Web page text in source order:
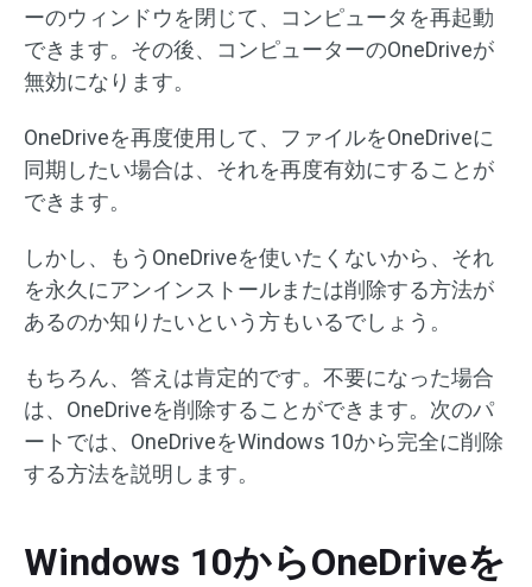
ーのウィンドウを閉じて、コンピュータを再起動
できます。その後、コンピューターのOneDriveが
無効になります。
OneDriveを再度使用して、ファイルをOneDriveに
同期したい場合は、それを再度有効にすることが
できます。
しかし、もうOneDriveを使いたくないから、それ
を永久にアンインストールまたは削除する方法が
あるのか知りたいという方もいるでしょう。
もちろん、答えは肯定的です。不要になった場合
は、OneDriveを削除することができます。次のパ
ートでは、OneDriveをWindows 10から完全に削除
する方法を説明します。
Windows 10からOneDriveを